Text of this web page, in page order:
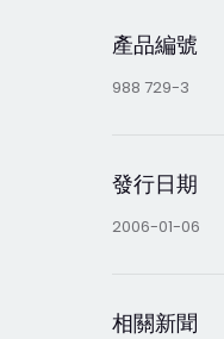
產品編號
988 729-3
發行日期
2006-01-06
相關新聞